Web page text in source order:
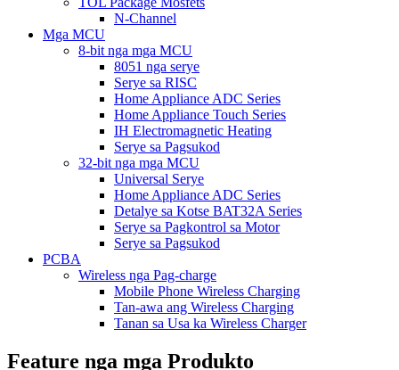
N-Channel
Mga MCU
8-bit nga mga MCU
8051 nga serye
Serye sa RISC
Home Appliance ADC Series
Home Appliance Touch Series
IH Electromagnetic Heating
Serye sa Pagsukod
32-bit nga mga MCU
Universal Serye
Home Appliance ADC Series
Detalye sa Kotse BAT32A Series
Serye sa Pagkontrol sa Motor
Serye sa Pagsukod
PCBA
Wireless nga Pag-charge
Mobile Phone Wireless Charging
Tan-awa ang Wireless Charging
Tanan sa Usa ka Wireless Charger
Feature nga mga Produkto